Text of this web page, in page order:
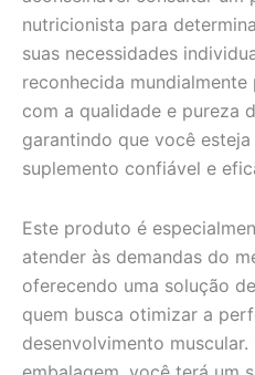
nutricionista para
suas necessidades
reconhecida
com a qualidade e pureza
garantindo que você
suplemento confiável e
Este produto é
atender às demandas do
oferecendo uma solução
quem busca otimizar a
desenvolvimento